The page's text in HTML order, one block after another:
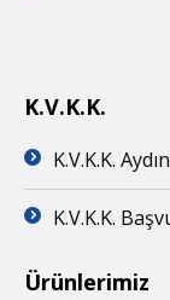
K.V.K.K.
K.V.K.K.
K.V.K.K.
Ürünlerimiz